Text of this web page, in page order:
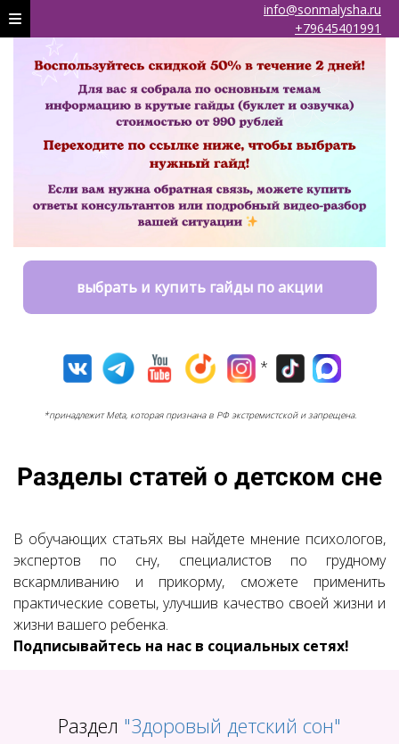
info@sonmalysha.ru
+79645401991
выбрать и купить гайды по акции
*
*принадлежит Meta, которая признана в РФ экстремистской и запрещена.
Разделы статей о детском сне
В обучающих статьях вы найдете мнение психологов,
экспертов по сну, специалистов по грудному
вскармливанию и прикорму, сможете применить
практические советы, улучшив качество своей жизни и
жизни вашего ребенка.
Подписывайтесь на нас в социальных сетях!
Раздел "Здоровый детский сон"